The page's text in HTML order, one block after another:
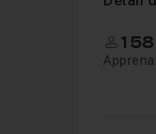
Leçon
1